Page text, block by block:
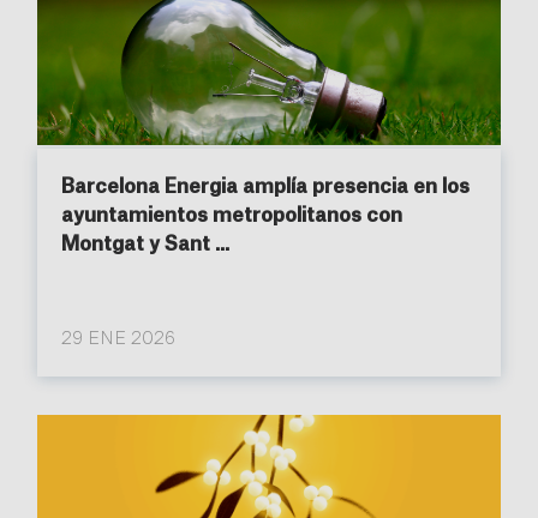
Barcelona Energia amplía presencia en los
ayuntamientos metropolitanos con
Montgat y Sant ...
29 ENE 2026